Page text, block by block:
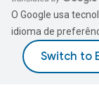
O Google usa
idioma de